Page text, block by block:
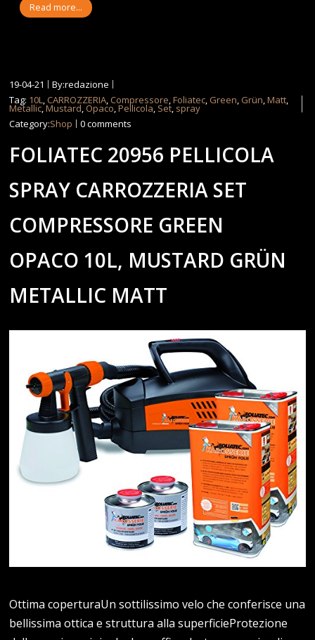
Read more...
19-04-21
By:redazione
Tag: 10L, CARROZZERIA, Compressore,Foliatec, Green, Grün,Matt,
Metallic,Mustard, Opaco,Pellicola, Set, spray
Category:Shop 0 comments
FOLIATEC 20956 PELLICOLA
SPRAY CARROZZERIA SET
COMPRESSORE GREEN
OPACO 10L, MUSTARD GRÜN
METALLIC MATT
Ottima coperturaUn sottilissimo velo che conferisce una
bellissima ottica e struttura alla superficieProtezione